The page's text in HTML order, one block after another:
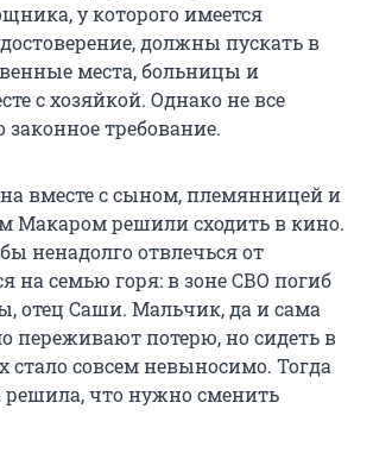
у которого имеется
должны пускать в
места, больницы и
с хозяйкой. Однако не все
требование.
вместе с сыном, племянницей и
Макаром решили сходить в кино.
ненадолго отвлечься от
на семью горя: в зоне СВО погиб
отец Саши. Мальчик, да и сама
переживают потерю, но сидеть в
стало совсем невыносимо. Тогда
что нужно сменить